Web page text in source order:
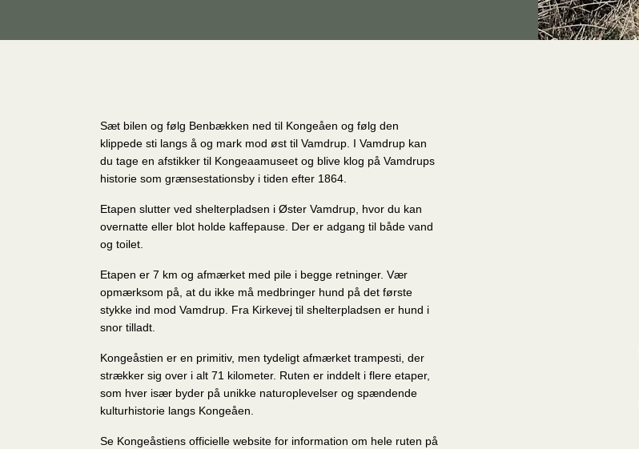
Sæt bilen og følg Benbækken ned til Kongeåen og følg den
klippede sti langs å og mark mod øst til Vamdrup. I Vamdrup kan
du tage en afstikker til Kongeaamuseet og blive klog på Vamdrups
historie som grænsestationsby i tiden efter 1864.
Etapen slutter ved shelterpladsen i Øster Vamdrup, hvor du kan
overnatte eller blot holde kaffepause. Der er adgang til både vand
og toilet.
Etapen er 7 km og afmærket med pile i begge retninger. Vær
opmærksom på, at du ikke må medbringer hund på det første
stykke ind mod Vamdrup. Fra Kirkevej til shelterpladsen er hund i
snor tilladt.
Kongeåstien er en primitiv, men tydeligt afmærket trampesti, der
strækker sig over i alt 71 kilometer. Ruten er inddelt i flere etaper,
som hver især byder på unikke naturoplevelser og spændende
kulturhistorie langs Kongeåen.
Se Kongeåstiens officielle website for information om hele ruten på